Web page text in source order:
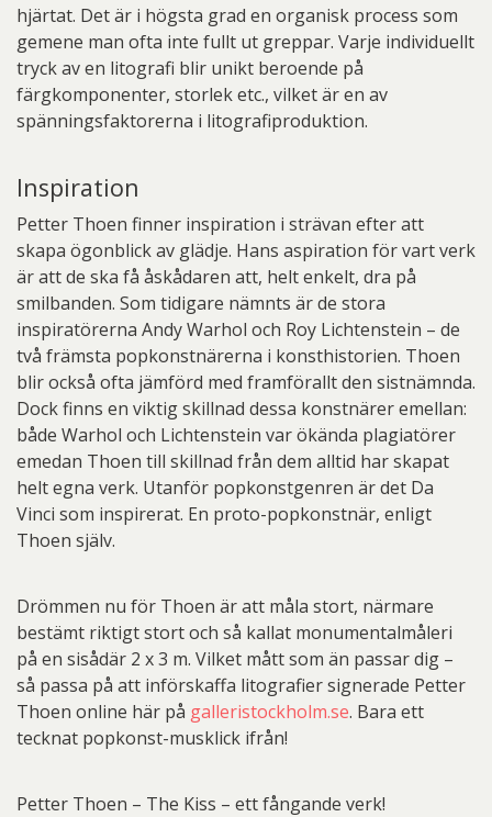
hjärtat. Det är i högsta grad en organisk process som
gemene man ofta inte fullt ut greppar. Varje individuellt
tryck av en litografi blir unikt beroende på
färgkomponenter, storlek etc., vilket är en av
spänningsfaktorerna i litografiproduktion.
Inspiration
Petter Thoen finner inspiration i strävan efter att
skapa ögonblick av glädje. Hans aspiration för vart verk
är att de ska få åskådaren att, helt enkelt, dra på
smilbanden. Som tidigare nämnts är de stora
inspiratörerna Andy Warhol och Roy Lichtenstein – de
två främsta popkonstnärerna i konsthistorien. Thoen
blir också ofta jämförd med framförallt den sistnämnda.
Dock finns en viktig skillnad dessa konstnärer emellan:
både Warhol och Lichtenstein var ökända plagiatörer
emedan Thoen till skillnad från dem alltid har skapat
helt egna verk. Utanför popkonstgenren är det Da
Vinci som inspirerat. En proto-popkonstnär, enligt
Thoen själv.
Drömmen nu för Thoen är att måla stort, närmare
bestämt riktigt stort och så kallat monumentalmåleri
på en sisådär 2 x 3 m. Vilket mått som än passar dig –
så passa på att införskaffa litografier signerade Petter
Thoen online här på galleristockholm.se. Bara ett
tecknat popkonst-musklick ifrån!
Petter Thoen – The Kiss – ett fångande verk!